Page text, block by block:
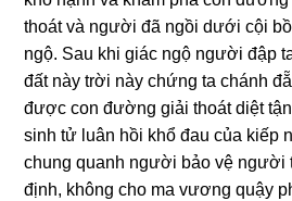
thoát và người đã ngồi dưới cội
ngộ. Sau khi giác ngộ người đập
đất này trời này chứng ta chánh
được con đường giải thoát diệt
sinh tử luân hồi khổ đau của kiếp
chung quanh người bảo vệ người
định, không cho ma vương quậy